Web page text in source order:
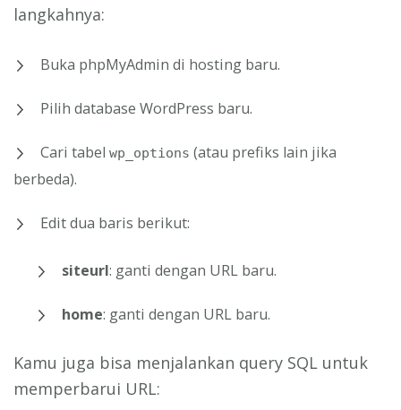
langkahnya:
Buka phpMyAdmin di hosting baru.
Pilih database WordPress baru.
Cari tabel wp_options (atau prefiks lain jika
berbeda).
Edit dua baris berikut:
siteurl: ganti dengan URL baru.
home: ganti dengan URL baru.
Kamu juga bisa menjalankan query SQL untuk
memperbarui URL: